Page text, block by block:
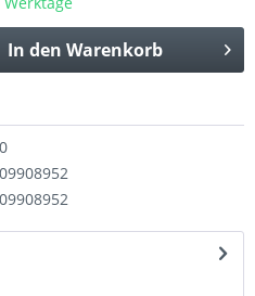
In den Warenkorb